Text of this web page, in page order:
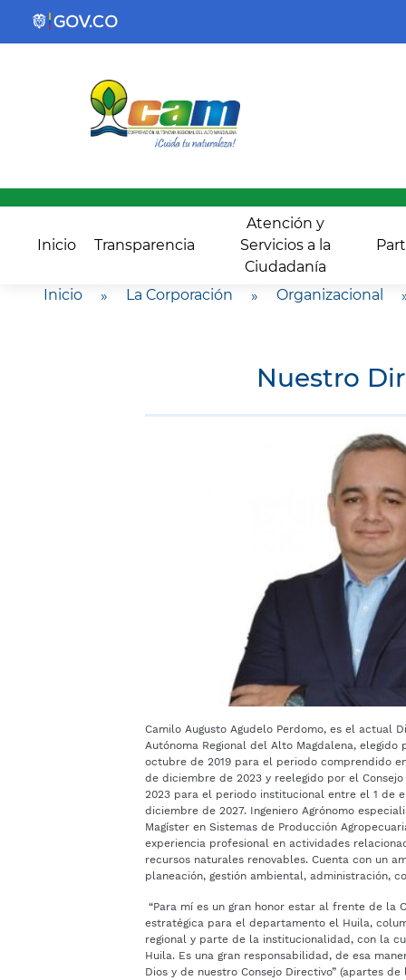
Inicio Transparencia
Atención y
Servicios a la
Ciudadanía
Inicio » La Corporación » Organizacional
Nuestro
Camilo Augusto Agudelo Perdomo, es el actual
Autónoma Regional del Alto Magdalena,
octubre de 2019 para el periodo comprendido
de diciembre de 2023 y reelegido por el
2023 para el periodo institucional entre el 1 de
diciembre de 2027. Ingeniero Agrónomo
Magíster en Sistemas de Producción
experiencia profesional en actividades
recursos naturales renovables. Cuenta con un
planeación, gestión ambiental, administración,
“Para mí es un gran honor estar al frente de la
estratégica para el departamento el Huila,
regional y parte de la institucionalidad, con la
Huila. Es una gran responsabilidad, de esa
Dios y de nuestro Consejo Directivo” (apartes